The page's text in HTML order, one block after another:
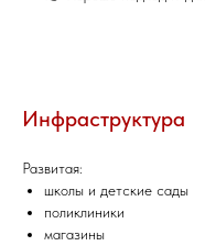
Инфраструктура
Развитая:
школы и детские сады
поликлиники
магазины